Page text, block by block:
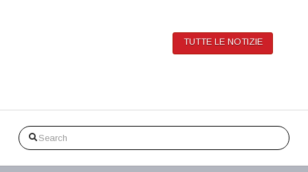
TUTTE LE NOTIZIE
Search